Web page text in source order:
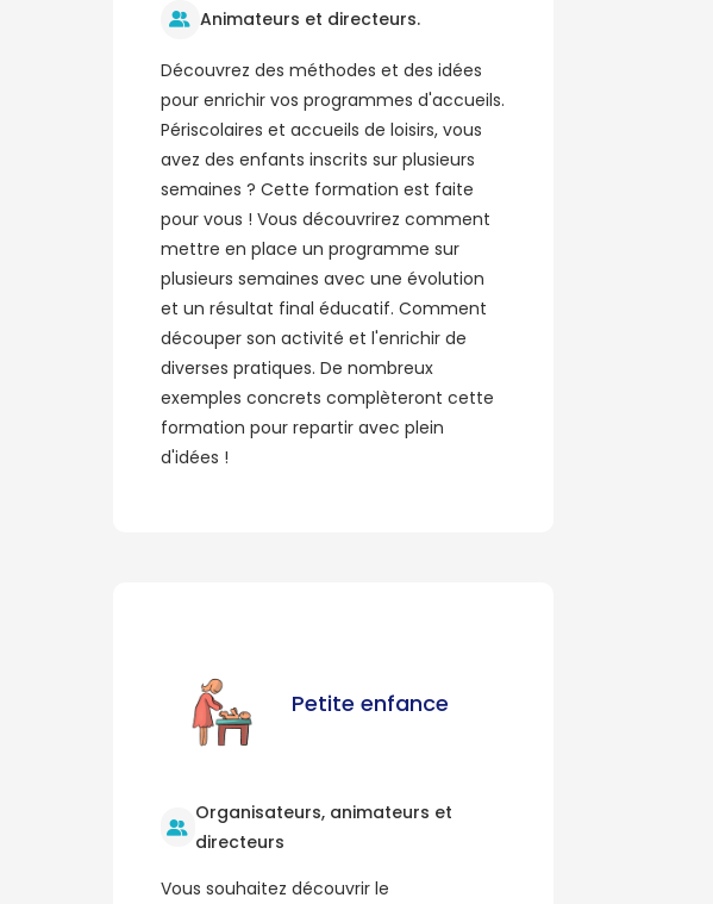
Animateurs et directeurs.
Découvrez des méthodes et des idées
pour enrichir vos programmes d'accueils.
Périscolaires et accueils de loisirs, vous
avez des enfants inscrits sur plusieurs
semaines ? Cette formation est faite
pour vous ! Vous découvrirez comment
mettre en place un programme sur
plusieurs semaines avec une évolution
et un résultat final éducatif. Comment
découper son activité et l'enrichir de
diverses pratiques. De nombreux
exemples concrets complèteront cette
formation pour repartir avec plein
d'idées !
Petite enfance
Organisateurs, animateurs et
directeurs
Vous souhaitez découvrir le